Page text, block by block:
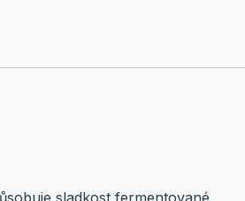
sladkost fermentované